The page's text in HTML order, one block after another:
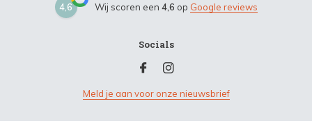
4,6 Wij scoren een 4,6 op Google reviews
Socials
Meld je aan voor onze nieuwsbrief